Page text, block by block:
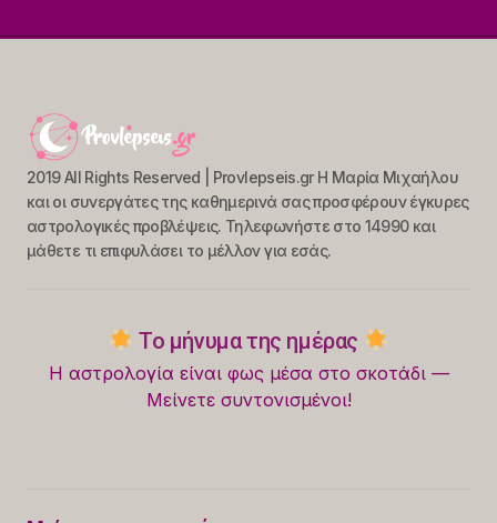
2019 All Rights Reserved | Provlepseis.gr Η Μαρία Μιχαήλου
και οι συνεργάτες της καθημερινά σας προσφέρουν έγκυρες
αστρολογικές προβλέψεις. Τηλεφωνήστε στο 14990 και
μάθετε τι επιφυλάσει το μέλλον για εσάς.
Το μήνυμα της ημέρας
Η αστρολογία είναι φως μέσα στο σκοτάδι —
Μείνετε συντονισμένοι!